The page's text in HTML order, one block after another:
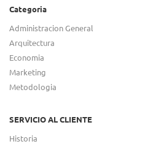
Categoria
Administracion General
Arquitectura
Economia
Marketing
Metodologia
SERVICIO AL CLIENTE
Historia